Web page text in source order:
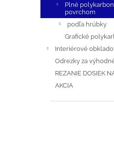
Plné
povrchom
podľa hrúbky
Grafické
Interiérové
Odrezky za
REZANIE DOSIEK
AKCIA